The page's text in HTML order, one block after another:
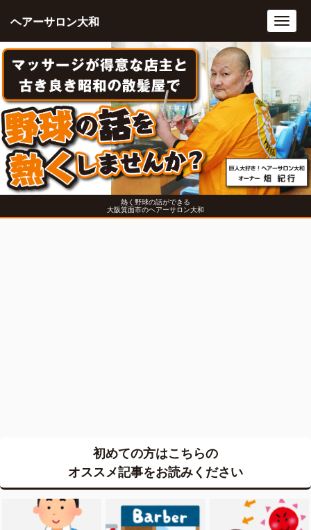
熱く野球の話ができる
大阪箕面市のヘアーサロン大和
ヘアーサロン大和
初めての方はこちらの
オススメ記事をお読みください